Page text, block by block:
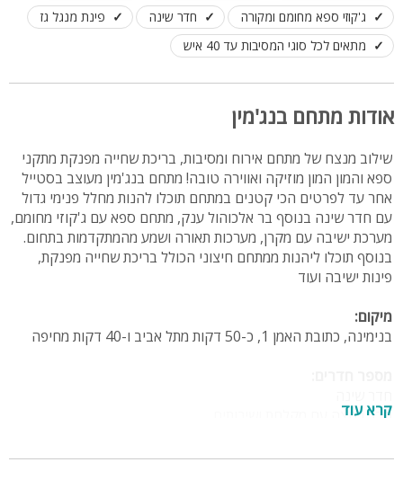
ג'קוזי ספא מחומם ומקורה
חדר שינה
פינת מנגל גז
מתאים לכל סוגי המסיבות עד 40 איש
אודות מתחם בנג'מין
שילוב מנצח של מתחם אירוח ומסיבות, בריכת שחייה מפנקת מתקני
ספא והמון המון מוזיקה ואווירה טובה! מתחם בנג'מין מעוצב בסטייל
אחר עד לפרטים הכי קטנים במתחם תוכלו להנות מחלל פנימי גדול
עם חדר שינה בנוסף בר אלכוהול ענק, מתחם ספא עם ג'קוזי מחומם,
מערכת ישיבה עם מקרן, מערכות תאורה ושמע מהמתקדמות בתחום.
בנוסף תוכלו ליהנות ממתחם חיצוני הכולל בריכת שחייה מפנקת,
פינות ישיבה ועוד
מיקום:
בנימינה, כתובת האמן 1, כ-50 דקות מתל אביב ו-40 דקות מחיפה
חדר רחצה עם מקלחת ושירותים
מה במתחם?
קרא עוד